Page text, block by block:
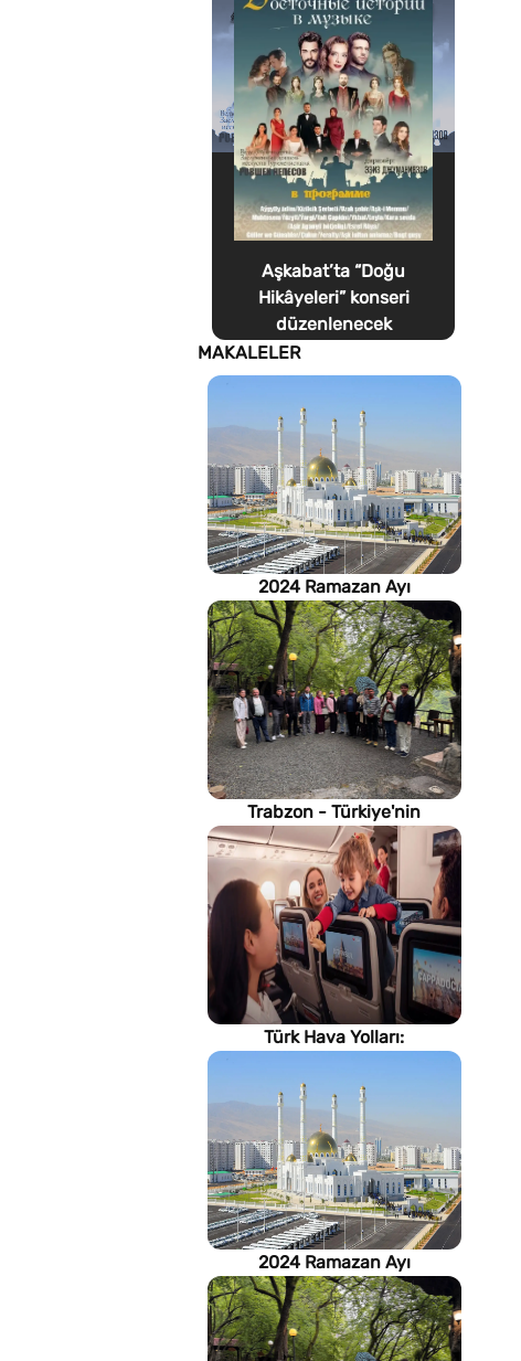
Aşkabat’ta “Doğu
Hikâyeleri” konseri
düzenlenecek
MAKALELER
2024 Ramazan Ayı
imsakiyesi (Türkmenistan)
Trabzon - Türkiye'nin
Karadeniz kıyısındaki gururu
Türk Hava Yolları:
2024 Ramazan Ayı
imsakiyesi (Türkmenistan)